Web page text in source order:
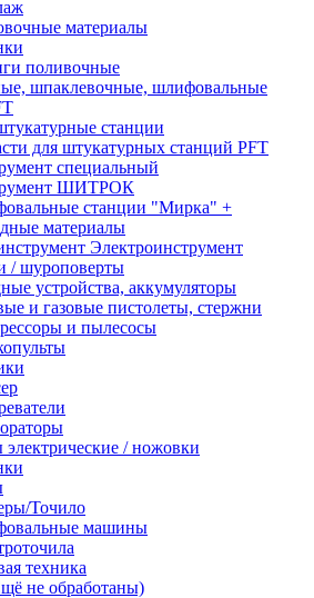
материалы
поливочные
шпаклевочные, шлифовальные
станции
для штукатурных станций PFT
специальный
ШИТРОК
станции "Мирка" +
материалы
Электроинструмент
/ шуроповерты
устройства, аккумуляторы
и газовые пистолеты, стержни
и пылесосы
/ ножовки
Точило
машины
техника
не обработаны)